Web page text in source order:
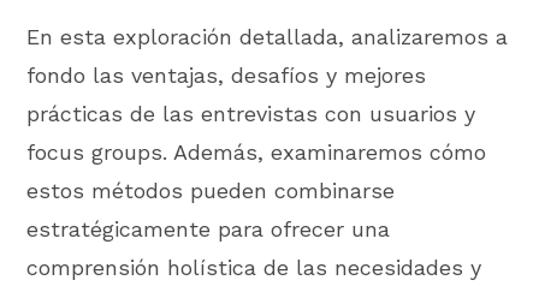
En esta exploración detallada, analizaremos a
fondo las ventajas, desafíos y mejores
prácticas de las entrevistas con usuarios y
focus groups. Además, examinaremos cómo
estos métodos pueden combinarse
estratégicamente para ofrecer una
comprensión holística de las necesidades y